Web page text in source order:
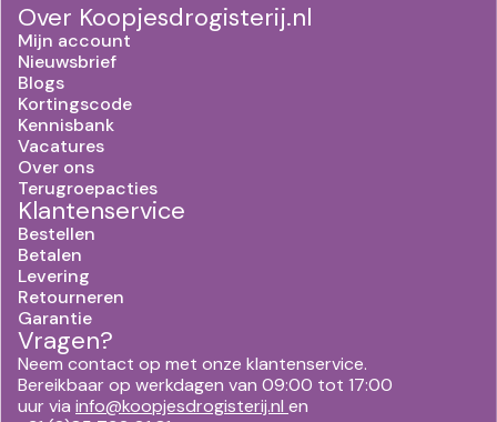
Over Koopjesdrogisterij.nl
Mijn account
Nieuwsbrief
Blogs
Kortingscode
Kennisbank
Vacatures
Over ons
Terugroepacties
Klantenservice
Bestellen
Betalen
Levering
Retourneren
Garantie
Vragen?
Neem contact op met onze klantenservice.
Bereikbaar op werkdagen van 09:00 tot 17:00
uur via info@koopjesdrogisterij.nl en